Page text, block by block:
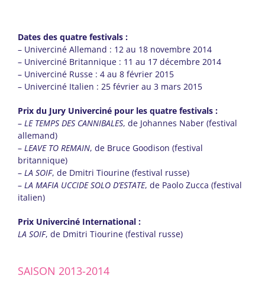
Dates des quatre festivals :
– Univerciné Allemand : 12 au 18 novembre 2014
– Univerciné Britannique : 11 au 17 décembre 2014
– Univerciné Russe : 4 au 8 février 2015
– Univerciné Italien : 25 février au 3 mars 2015
Prix du Jury Univerciné pour les quatre festivals :
– LE TEMPS DES CANNIBALES, de Johannes Naber (festival
allemand)
– LEAVE TO REMAIN, de Bruce Goodison (festival
britannique)
– LA SOIF, de Dmitri Tiourine (festival russe)
– LA MAFIA UCCIDE SOLO D’ESTATE, de Paolo Zucca (festival
italien)
Prix Univerciné International :
LA SOIF, de Dmitri Tiourine (festival russe)
SAISON 2013-2014